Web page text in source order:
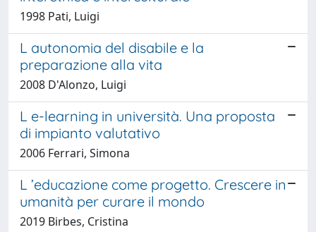
1998 Pati, Luigi
L autonomia del disabile e la
preparazione alla vita
2008 D'Alonzo, Luigi
L e-learning in università. Una proposta
di impianto valutativo
2006 Ferrari, Simona
L ’educazione come progetto. Crescere in
umanità per curare il mondo
2019 Birbes, Cristina